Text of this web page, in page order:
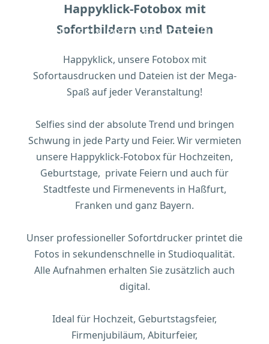
| PASSBILDER & FOTOSERVICE |
Happyklick-Fotobox mit
Sofortbildern und Dateien
Happyklick, unsere Fotobox mit
Sofortausdrucken und Dateien ist der Mega-
Spaß auf jeder Veranstaltung!
Selfies sind der absolute Trend und bringen
Schwung in jede Party und Feier. Wir vermieten
unsere Happyklick-Fotobox für Hochzeiten,
Geburtstage, private Feiern und auch für
Stadtfeste und Firmenevents in Haßfurt,
Franken und ganz Bayern.
Unser professioneller Sofortdrucker printet die
Fotos in sekundenschnelle in Studioqualität.
Alle Aufnahmen erhalten Sie zusätzlich auch
digital.
Ideal für Hochzeit, Geburtstagsfeier,
Firmenjubiläum, Abiturfeier,